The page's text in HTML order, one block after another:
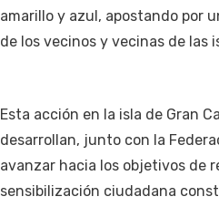
amarillo y azul, apostando por
de los vecinos y vecinas de las
Esta acción en la isla de Gran
desarrollan, junto con la
avanzar hacia los objetivos de
sensibilización ciudadana